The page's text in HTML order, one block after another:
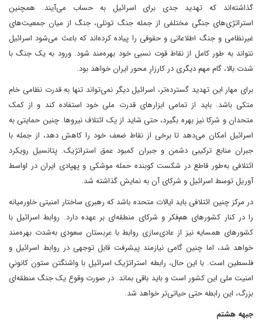
گذاشته‌اند که تهدید جدی برای اسرائیل به حساب می‌آیند. همچنین
استراتژی‌های جنگی مختلفی از جمله جنگ تونلی، جنگ از میان جمعیت‌های
غیرنظامی و جنگ اطلاعاتی و حقوقی را پیاده کرده‌اند که باعث می‌شود اسرائیل
نتواند به طور کامل از نقاط قوت نسبی خود بهره‌مند شود. ورود به یک جنگ با
شدت بالا، گام مهم دیگری در کارزارِ محور ایران خواهد بود.
برای مهار این تهدید گسترده‌تر، اسرائیل دیگر نمی‌تواند تنها به قدرت نظامی خام
متکی باشد. باید از تمامی ابزارهای قدرت ملی خود استفاده کند و از کمک
متحدان و شرکا نیز بهره بگیرد، حتی شاید از یک ائتلاف نیروها. چنین حمایتی به
اسرائیل امکان می‌دهد تا برخی از نقاط ضعف خود را کاهش دهد، از جمله با
جبران منابع ترکیبی دشمن و جبران کمبود عمق استراتژیک. پتانسیل رویکرد
ائتلافی به‌طور قاطع در شکست کوبنده حمله موشکی و پهپادی ایران در اواسط
آوریل توسط اسرائیل و شرکای آن به نمایش گذاشته شد.
در مرکز چنین ائتلافی باید ایالات متحده باشد که رهبری ساختار امنیتی خاورمیانه
را در کنار کشورهای هم‌فکر و شرکای منطقه‌ای بر عهده دارد. روابط اسرائیل با
کشورهای همسایه نیز از عادی‌سازی روابط با عربستان سعودی به‌شدت بهره‌مند
خواهد شد، اما چنین گامی نیازمند پیشرفت قابل توجهی در روابط اسرائیل و
فلسطین است. با این حال، رابطه استراتژیک اسرائیل با واشنگتن ستون کانونیِ
امنیت ملی این کشور است و باید باقی بماند. در صورت وقوع یک جنگ منطقه‌ای
بزرگ، این رابطه حتی حیاتی‌تر خواهد شد.
جبهه هشتم